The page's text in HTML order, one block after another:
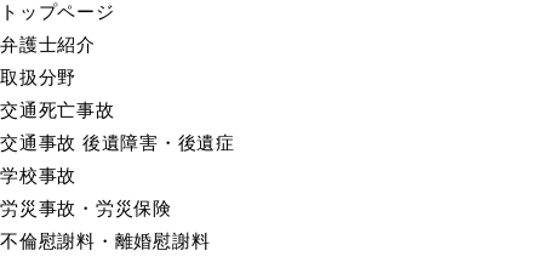
トップページ
弁護士紹介
取扱分野
交通死亡事故
交通事故 後遺障害・後遺症
学校事故
労災事故・労災保険
不倫慰謝料・離婚慰謝料